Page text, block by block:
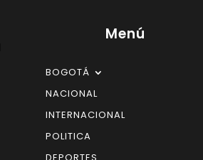
Menú
BOGOTÁ
NACIONAL
INTERNACIONAL
POLITICA